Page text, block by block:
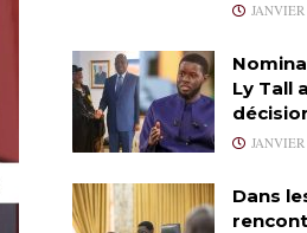
Ly Tall
Dans